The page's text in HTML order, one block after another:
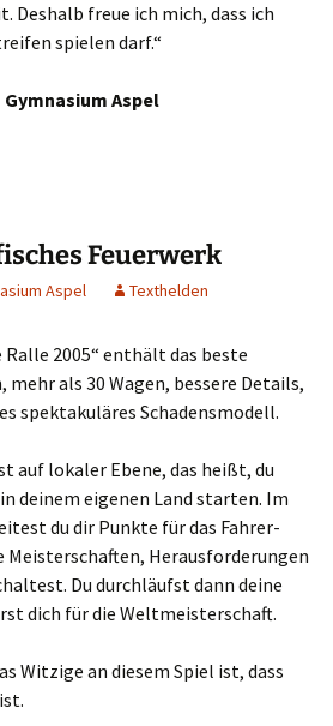
Deshalb freue ich mich, dass ich
spielen darf.“
Aspel
Feuerwerk
Aspel Texthelden
Ralle 2005“ enthält das beste
als 30 Wagen, bessere Details,
spektakuläres Schadensmodell.
auf lokaler Ebene, das heißt, du
deinem eigenen Land starten. Im
du dir Punkte für das Fahrer-
Meisterschaften, Herausforderungen
Du durchläufst dann deine
dich für die Weltmeisterschaft.
Witzige an diesem Spiel ist, dass